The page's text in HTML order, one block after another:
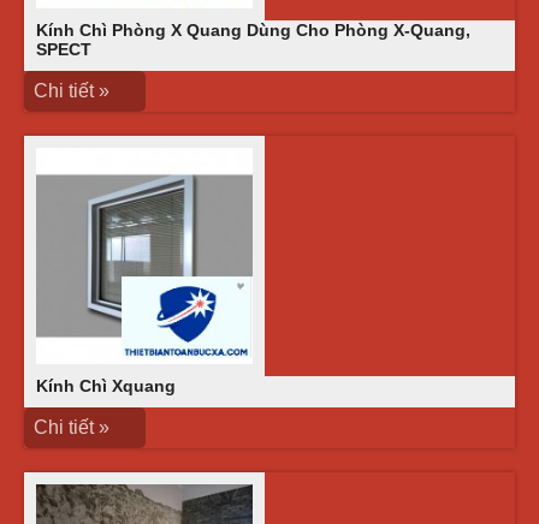
Kính Chì Phòng X Quang Dùng Cho Phòng X-Quang,
SPECT
Chi tiết »
Kính Chì Xquang
Chi tiết »